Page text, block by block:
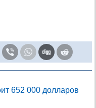
652 000 долларов